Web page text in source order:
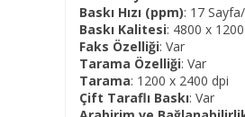
Baskı Hızı (ppm): 17
Baskı Kalitesi: 4800 x
Faks Özelliği: Var
Tarama Özelliği: Var
Tarama: 1200 x 2400 dpi
Çift Taraflı Baskı: Var